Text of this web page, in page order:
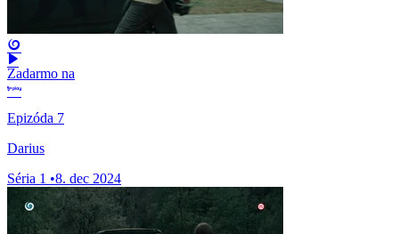
Zadarmo na
Epizóda 7
Darius
Séria 1 •8. dec 2024